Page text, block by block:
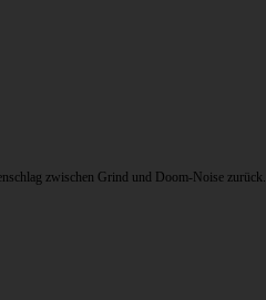
zwischen Grind und Doom-Noise zurück.